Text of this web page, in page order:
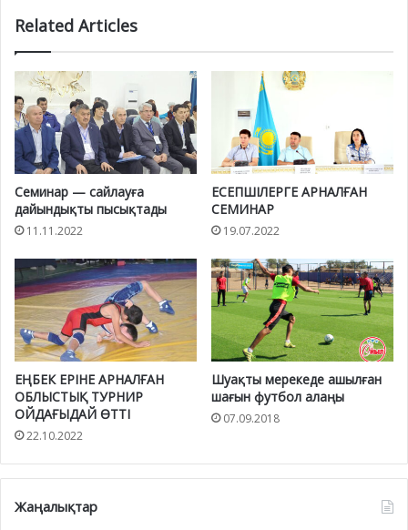
Related Articles
Семинар — сайлауға
дайындықты пысықтады
11.11.2022
ЕСЕПШІЛЕРГЕ АРНАЛҒАН
СЕМИНАР
19.07.2022
ЕҢБЕК ЕРІНЕ АРНАЛҒАН
ОБЛЫСТЫҚ ТУРНИР
ОЙДАҒЫДАЙ ӨТТІ
22.10.2022
Шуақты мерекеде ашылған
шағын футбол алаңы
07.09.2018
Жаңалықтар